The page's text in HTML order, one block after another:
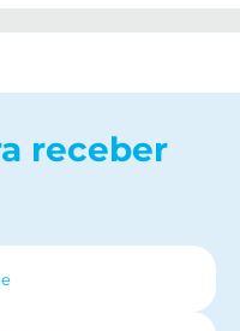
receber